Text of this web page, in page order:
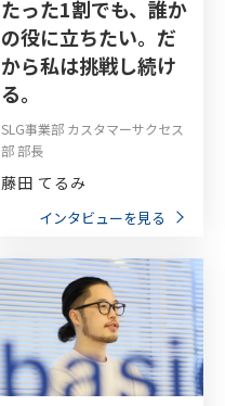
たった1割でも、誰か
の役に立ちたい。だ
から私は挑戦し続け
る。
SLG事業部 カスタマーサクセス
部 部長
藤田 てるみ
インタビューを見る